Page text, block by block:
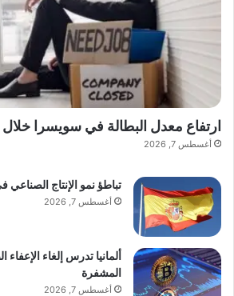
ارتفاع معدل البطالة في سويسرا خلال
أغسطس 7, 2026
تباطؤ نمو الإنتاج الصناعي
أغسطس 7, 2026
ألمانيا تدرس إلغاء
المشفرة
أغسطس 7, 2026